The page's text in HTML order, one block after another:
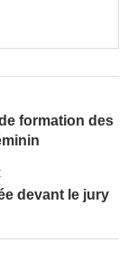
formation des
devant le jury